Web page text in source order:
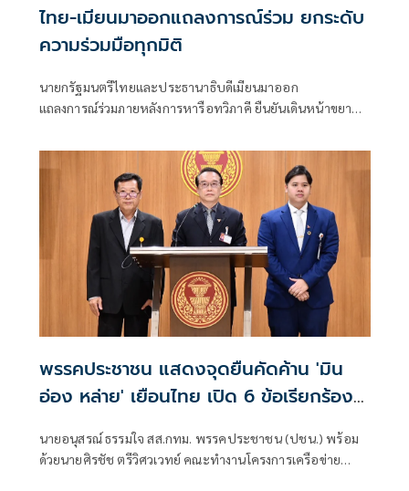
ไทย-เมียนมาออกแถลงการณ์ร่วม ยกระดับ
ความร่วมมือทุกมิติ
นายกรัฐมนตรีไทยและประธานาธิบดีเมียนมาออก
แถลงการณ์ร่วมภายหลังการหารือทวิภาคี ยืนยันเดินหน้าขยาย
ปราบปรามอาชญากรรมข้ามชา
พรรคประชาชน แสดงจุดยืนคัดค้าน 'มิน
อ่อง หล่าย' เยือนไทย เปิด 6 ข้อเรียกร้อง
นายอนุสรณ์ ธรรมใจ สส.กทม. พรรคประชาชน (ปชน.) พร้อม
ด้วยนายศิรชัช ตรีวิศวเวทย์ คณะทำงานโครงการเครือข่าย